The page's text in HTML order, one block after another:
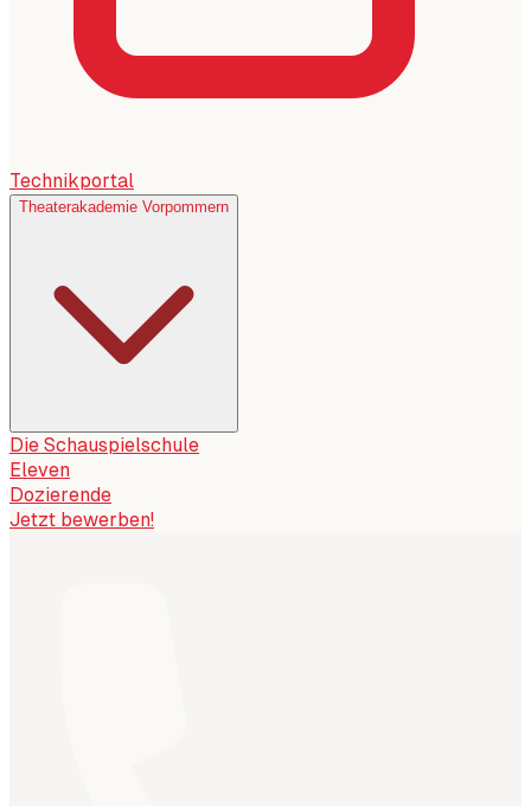
Technikportal
Theaterakademie Vorpommern
Die Schauspielschule
Eleven
Dozierende
Jetzt bewerben!